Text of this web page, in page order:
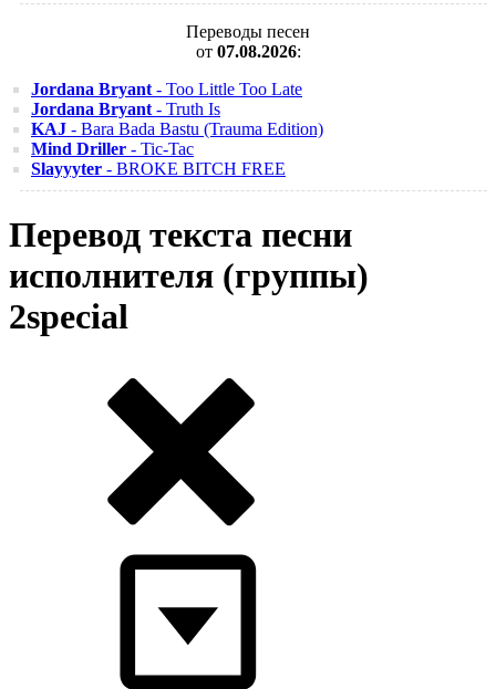
Переводы песен
от 07.08.2026:
Jordana Bryant - Too Little Too Late
Jordana Bryant - Truth Is
KAJ - Bara Bada Bastu (Trauma Edition)
Mind Driller - Tic-Tac
Slayyyter - BROKE BITCH FREE
Перевод текста песни
исполнителя (группы)
2special